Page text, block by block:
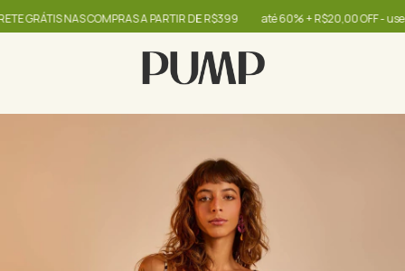
NAS COMPRAS A PARTIR DE R$399 até 60% + R$20,00 OFF - use o